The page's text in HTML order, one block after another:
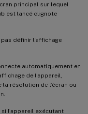
principal sur lequel
est lancé clignote
pas définir l’affichage
automatiquement en
de l’appareil,
résolution de l’écran ou
l’appareil exécutant